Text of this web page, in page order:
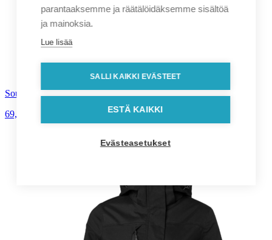
South West Atlantic Softshell miesten takki
69,90
parantaaksemme ja räätälöidäksemme sisältöä
ja mainoksia.
Lue lisää
SALLI KAIKKI EVÄSTEET
ESTÄ KAIKKI
Evästeasetukset